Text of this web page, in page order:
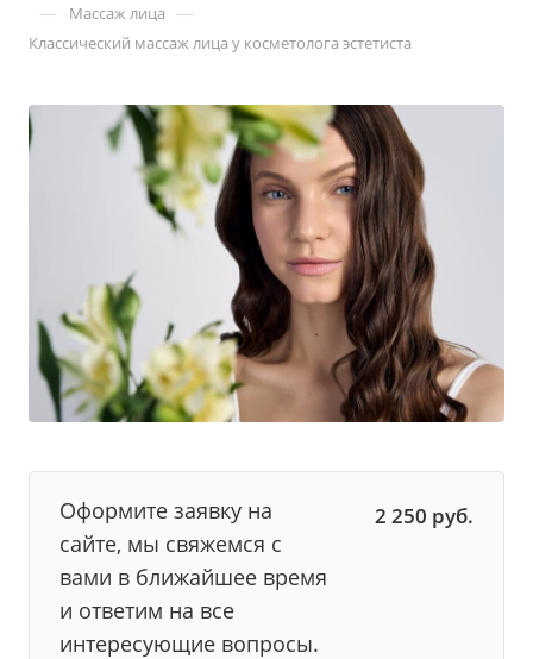
— Массаж лица —
Классический массаж лица у косметолога эстетиста
Оформите заявку на
сайте, мы свяжемся с
вами в ближайшее время
и ответим на все
интересующие вопросы.
2 250 руб.